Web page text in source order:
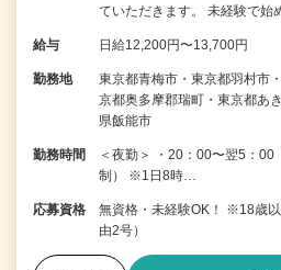
ていただきます。 未経験で始
給与 日給12,200円〜13,700円
勤務地
東京都青梅市・東京都羽村市
京都奥多摩郡瑞町・東京都あ
県飯能市
勤務時間
＜夜勤＞ ・20：00〜翌5：00
制） ※1日8時…
応募資格
無資格・未経験OK！ ※18歳
由2号）